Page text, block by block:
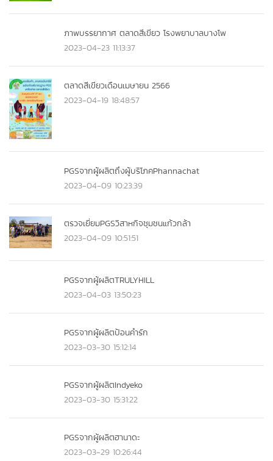
ภาพบรรยากาศ ตลาดสีเขียว โรงพยาบาลบางโพ
2023-04-23 11:13:37
ตลาดสีเขียวเดือนเมษายน 2566
2023-04-19 18:48:57
PGSจากผู้ผลิตถึงผู้บริโภคPhannachat
2023-04-09 10:23:39
ตรวจเยี่ยมPGSวิสาหกิจชุมชนแก้วกล้า
2023-04-09 10:51:51
PGSจากผู้ผลิตTRULYHILL
2023-04-03 13:50:23
PGSจากผู้ผลิตป้อนคำรัก
2023-03-30 15:12:14
PGSจากผู้ผลิตIndyeko
2023-03-30 15:31:22
PGSจากผู้ผลิตฮานาดะ
2023-03-29 10:26:44